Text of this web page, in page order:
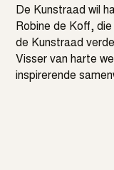
De Kunstraad wil
Robine de Koff,
de Kunstraad
Visser van harte
inspirerende